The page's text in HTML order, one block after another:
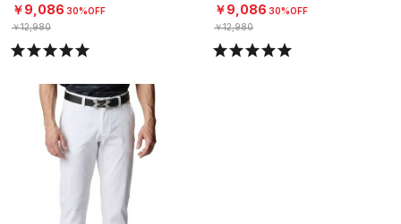
￥9,086 30%OFF
￥12,980
￥9,086 30%OFF
￥12,980